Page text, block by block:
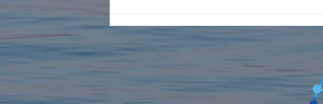
キ育成塾にてみんなで水族館